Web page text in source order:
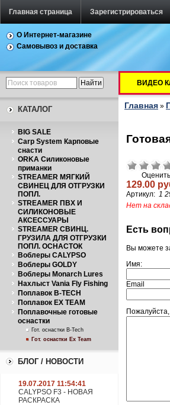
Главная страница Зарегистрироваться
О Интернет-магазине
Самовывоз и доставка
КАТАЛОГ
BIG SALE
Carp System Карповые
снасти
ORKA Силиконовые
приманки
STREAMER МЯГКИЙ
СВИНЕЦ ДЛЯ ОТГРУЗКИ
ПОПЛ.
STREAMER ПВХ И
СИЛИКОНОВЫЕ
АКСЕССУАРЫ
STREAMER СВИНЦ.
ГРУЗИЛА ДЛЯ ОТГРУЗКИ
ПОПЛ. ОСНАСТОК
Воблеры CALYPSO
Воблеры GOLDY
Воблеры Monarch Lures
Нахлыст Vania Fly Fishing
Поплавок B-TECH
Поплавок EX TEAM
Поплавочные готовые
оснастки
Гот. оснастки B-Tech
Гот. оснастки Ex Team
БЛОГ / НОВОСТИ
19.07.2017 11:54:41
CALYPSO F3 - НОВАЯ
РАСКРАСКА
ВИДЕО
Главная »
Оценить
129.00
Артикул: 1
Нет на
Есть
Вы можете
Имя:
Email